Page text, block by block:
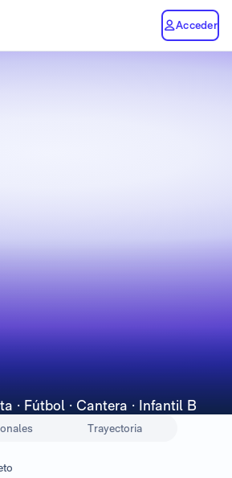
Acceder
· Fútbol · Cantera · Infantil B
Trayectoria